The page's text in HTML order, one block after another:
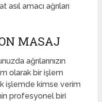
asıl amacı ağrıları
MASAJ
ağrılarınızın
olarak bir işlem
işlemde kimse verim
profesyonel biri